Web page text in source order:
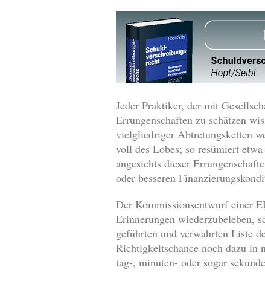
Jeder Praktiker, der mit
Errungenschaften zu schätzen
vielgliedriger Abtretungsketten
voll des Lobes; so resümiert etwa
angesichts dieser
oder besseren
Der Kommissionsentwurf einer
Erinnerungen wiederzubeleben,
geführten und verwahrten Liste
Richtigkeitschance noch dazu in
tag-, minuten- oder sogar